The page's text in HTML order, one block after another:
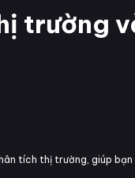
trường
tích thị trường, giúp